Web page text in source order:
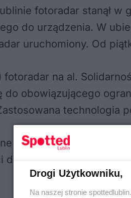
fotoradar stanął
do urządzenia. W
uruchomiony. Od
fotoradar na al.
do obowiązującego
technologia
jest znakiem
70 km/h.
Drogi Użytkowniku,
Na naszej stronie